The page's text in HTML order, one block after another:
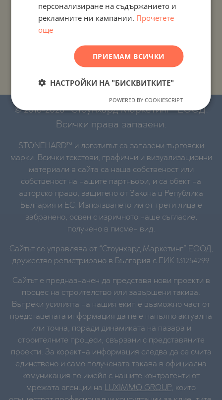
ПРОЕКТИ И ИМОТИ ПО ТИП ИМОТ
ПРОЕКТИ И ИМОТИ ПО РАЙОН
© 2016-2026 “Стоунхард Маркетинг” ЕООД.
Всички права запазени.
STONEHARD™ и логотипът са запазени търговски
марки. Всички текстови, графични и визуализационни
материали в сайта са наша собственост или
собственост на нашите партньори, и са обект на
авторско право, защитено от Закона в Република
България и ЕС. Използването им от трети лица е
забранено, освен с изричното наше съгласие,
получено в писмен вид.
Сайтът се управлява от “Стоунхард Маркетинг” ЕООД,
дружество регистрирано в България с ЕИК 131254299.
Сайтът е предназначен да представя нови проекти в
процес на строителство или завършени такива.
Въпреки усилията на нашия екип е възможно част от
представената информация да не е напълно актуална
или точна, поради динамиката на пазара и
строителните процеси, свързани с представяните
проекти. За коректна информация следва да се счита
единствено и само получената такава в официална
комуникация по имейл с нашите контрагенти от
мрежата агенции на LUXIMMO GROUP, които
FRENCH
ROMANIAN
SERBIAN
персонализиране на съдържанието и
рекламните ни кампании. Прочетете
още
ПРИЕМАМ ВСИЧКИ
НАСТРОЙКИ НА "БИСКВИТКИТЕ"
POWERED BY COOKIESCRIPT